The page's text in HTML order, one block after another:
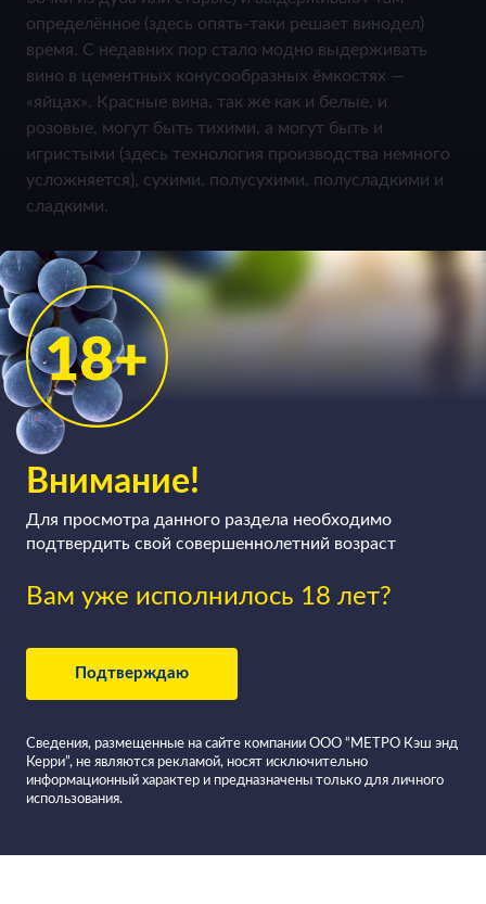
Внимание!
Для просмотра данного раздела необходимо
подтвердить свой совершеннолетний возраст
Вам уже исполнилось 18 лет?
Подтверждаю
Сведения, размещенные на сайте компании ООО “МЕТРО Кэш энд
Керри”, не являются рекламой, носят исключительно
информационный характер и предназначены только для личного
использования.
определённое (здесь опять-таки решает винодел)
время. С недавних пор стало модно выдерживать
вино в цементных конусообразных ёмкостях —
«яйцах». Красные вина, так же как и белые, и
розовые, могут быть тихими, а могут быть и
игристыми (здесь технология производства немного
усложняется), сухими, полусухими, полусладкими и
сладкими.